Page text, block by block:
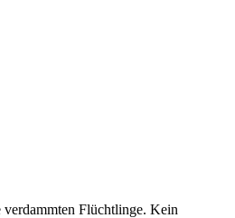
verdammten Flüchtlinge. Kein